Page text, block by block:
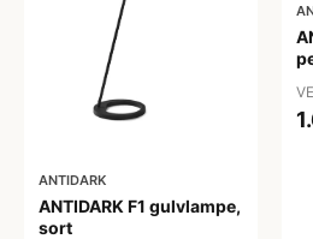
ANTIDARK
ANTIDARK F1 gulvlampe,
sort